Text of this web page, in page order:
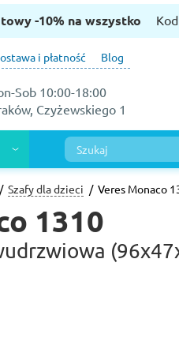
-10% na wszystko
i płatność Blog
Sob 10:00-18:00
Czyżewskiego 1
Szafy dla dzieci Veres Monaco
1310